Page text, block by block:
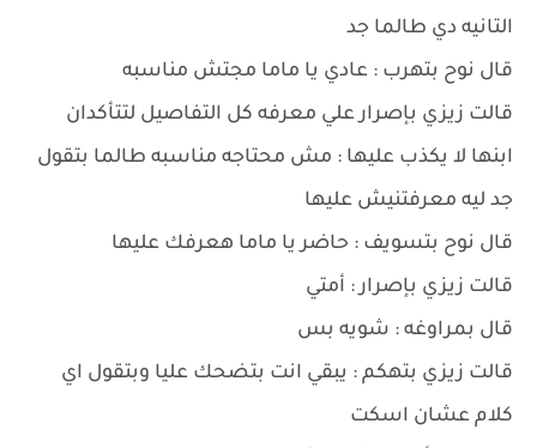
التانيه دي طالما جد
قال نوح بتهرب : عادي يا ماما مجتش مناسبه
قالت زيزي بإصرار علي معرفه كل التفاصيل لتتأكدان
ابنها لا يكذب عليها : مش محتاجه مناسبه طالما بتقول
جد ليه معرفتنيش عليها
قال نوح بتسويف : حاضر يا ماما هعرفك عليها
قالت زيزي بإصرار : أمتي
قال بمراوغه : شويه بس
قالت زيزي بتهكم : يبقي انت بتضحك عليا وبتقول اي
كلام عشان اسكت